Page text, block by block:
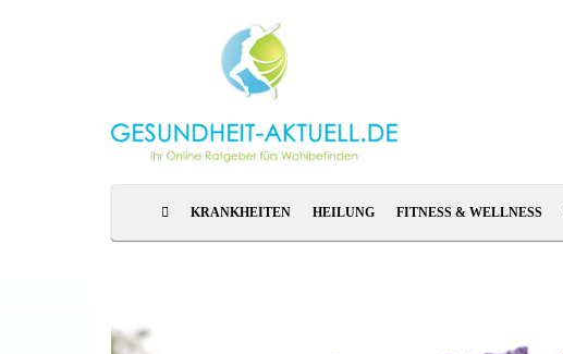
KRANKHEITEN HEILUNG FITNESS & WELLNESS